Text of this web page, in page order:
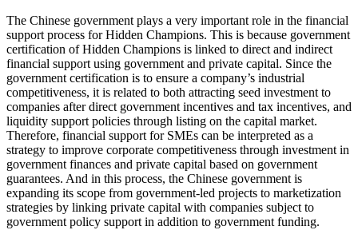
The Chinese government plays a very important role in the financial
support process for Hidden Champions. This is because government
certification of Hidden Champions is linked to direct and indirect
financial support using government and private capital. Since the
government certification is to ensure a company’s industrial
competitiveness, it is related to both attracting seed investment to
companies after direct government incentives and tax incentives, and
liquidity support policies through listing on the capital market.
Therefore, financial support for SMEs can be interpreted as a
strategy to improve corporate competitiveness through investment in
government finances and private capital based on government
guarantees. And in this process, the Chinese government is
expanding its scope from government-led projects to marketization
strategies by linking private capital with companies subject to
government policy support in addition to government funding.